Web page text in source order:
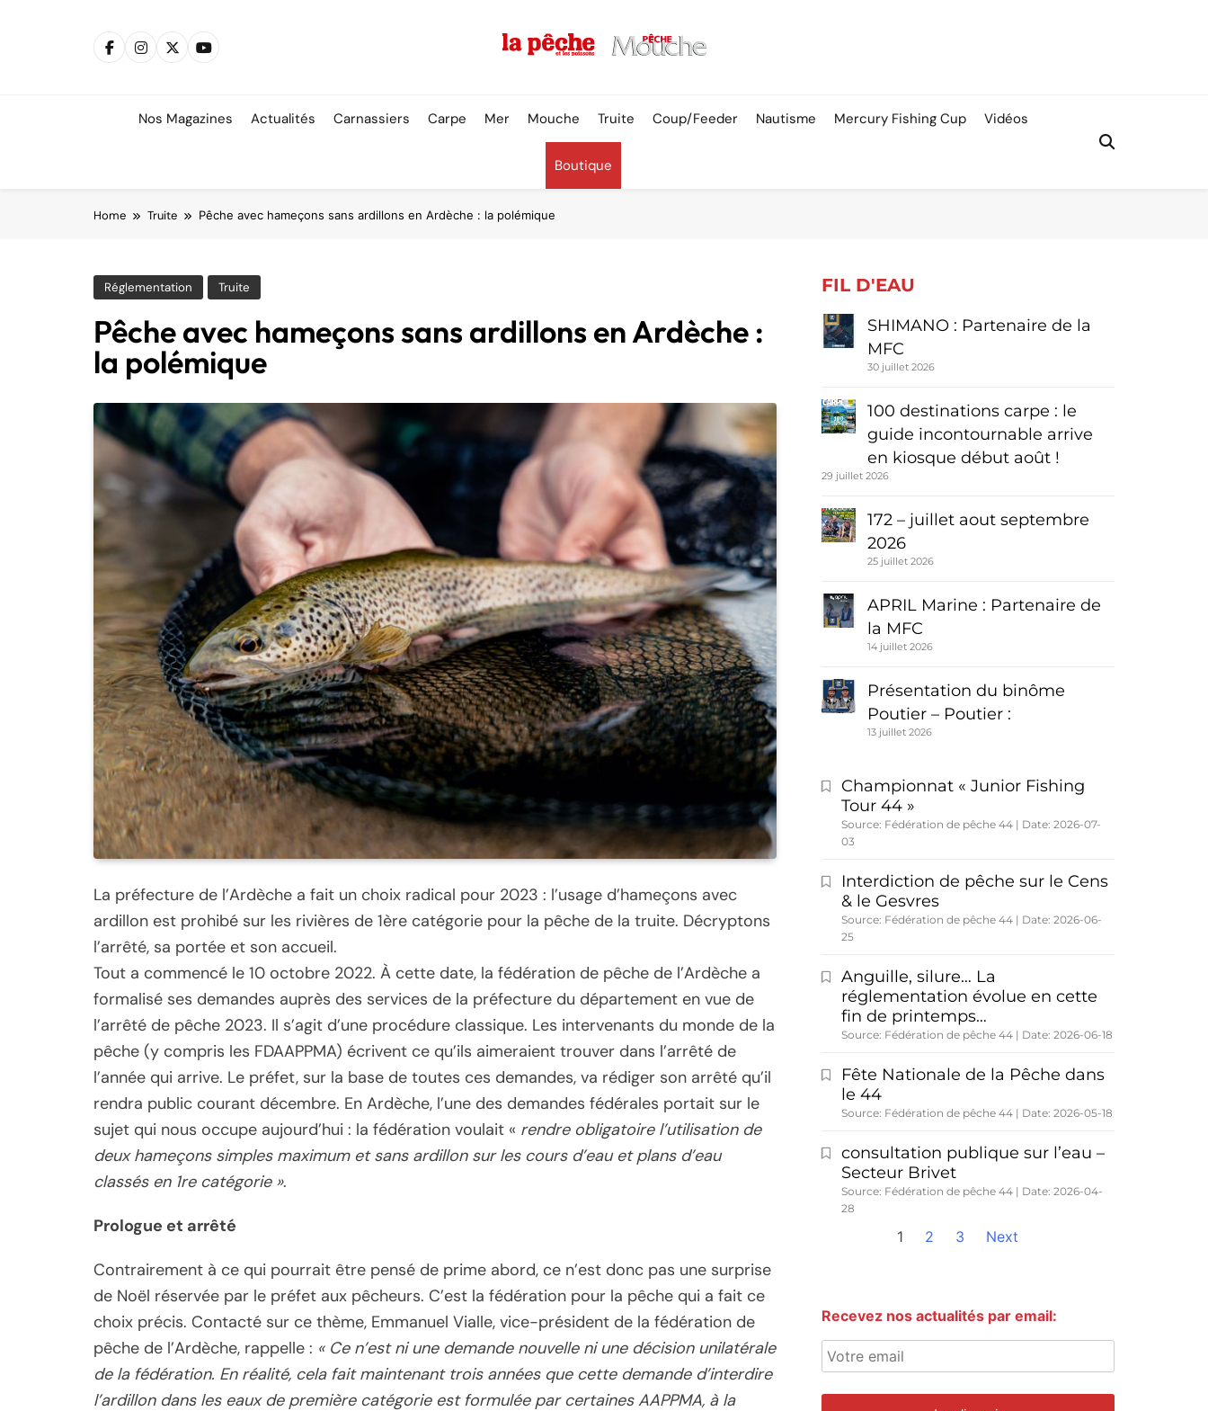
Nos Magazines Actualités Carnassiers Carpe Mer Mouche Truite Coup/Feeder Nautisme Mercury Fishing Cup Vidéos
Boutique
Home Truite Pêche avec hameçons sans ardillons en Ardèche : la polémique
Réglementation Truite
Pêche avec hameçons sans ardillons en Ardèche :
la polémique
La préfecture de l’Ardèche a fait un choix radical pour 2023 : l’usage d’hameçons avec
ardillon est prohibé sur les rivières de 1ère catégorie pour la pêche de la truite. Décryptons
l’arrêté, sa portée et son accueil.
Tout a commencé le 10 octobre 2022. À cette date, la fédération de pêche de l’Ardèche a
formalisé ses demandes auprès des services de la préfecture du département en vue de
l’arrêté de pêche 2023. Il s’agit d’une procédure classique. Les intervenants du monde de la
pêche (y compris les FDAAPPMA) écrivent ce qu’ils aimeraient trouver dans l’arrêté de
l’année qui arrive. Le préfet, sur la base de toutes ces demandes, va rédiger son arrêté qu’il
rendra public courant décembre. En Ardèche, l’une des demandes fédérales portait sur le
sujet qui nous occupe aujourd’hui : la fédération voulait « rendre obligatoire l’utilisation de
deux hameçons simples maximum et sans ardillon sur les cours d’eau et plans d’eau
classés en 1re catégorie ».
Prologue et arrêté
Contrairement à ce qui pourrait être pensé de prime abord, ce n’est donc pas une surprise
de Noël réservée par le préfet aux pêcheurs. C’est la fédération pour la pêche qui a fait ce
choix précis. Contacté sur ce thème, Emmanuel Vialle, vice-président de la fédération de
pêche de l’Ardèche, rappelle : « Ce n’est ni une demande nouvelle ni une décision unilatérale
de la fédération. En réalité, cela fait maintenant trois années que cette demande d’interdire
l’ardillon dans les eaux de première catégorie est formulée par certaines AAPPMA, à la
FIL D'EAU
SHIMANO : Partenaire de la
MFC
30 juillet 2026
100 destinations carpe : le
guide incontournable arrive
en kiosque début août !
29 juillet 2026
172 – juillet aout septembre
2026
25 juillet 2026
APRIL Marine : Partenaire de
la MFC
14 juillet 2026
Présentation du binôme
Poutier – Poutier :
13 juillet 2026
Championnat « Junior Fishing
Tour 44 »
Source: Fédération de pêche 44
Date: 2026-07-
03
Interdiction de pêche sur le Cens
& le Gesvres
Source: Fédération de pêche 44
Date: 2026-06-
25
Anguille, silure… La
réglementation évolue en cette
fin de printemps…
Source: Fédération de pêche 44 Date: 2026-06-18
Fête Nationale de la Pêche dans
le 44
Source: Fédération de pêche 44 Date: 2026-05-18
consultation publique sur l’eau –
Secteur Brivet
Source: Fédération de pêche 44
Date: 2026-04-
28
1 2 3 Next
Recevez nos actualités par email: